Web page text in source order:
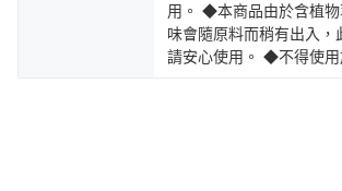
用。 ◆本商品由於含植物
味會隨原料而稍有出入，
請安心使用。 ◆不得使